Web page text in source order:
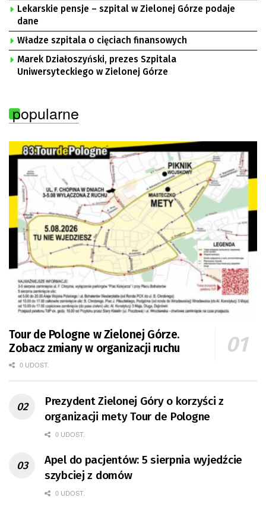
Lekarskie pensje – szpital w Zielonej Górze podaje
dane
Władze szpitala o cięciach finansowych
Marek Działoszyński, prezes Szpitala
Uniwersyteckiego w Zielonej Górze
popularne
Tour de Pologne w Zielonej Górze.
Zobacz zmiany w organizacji ruchu
0 UDOST.
Prezydent Zielonej Góry o korzyści z
organizacji mety Tour de Pologne
0 UDOST.
Apel do pacjentów: 5 sierpnia wyjedźcie
szybciej z domów
0 UDOST.